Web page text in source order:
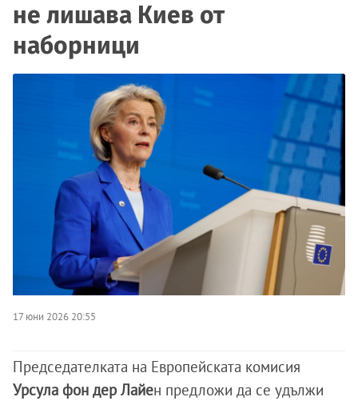
не лишава Киев от
наборници
17 юни 2026 20:55
Председателката на Европейската комисия
Урсула фон дер Лайен предложи да се удължи